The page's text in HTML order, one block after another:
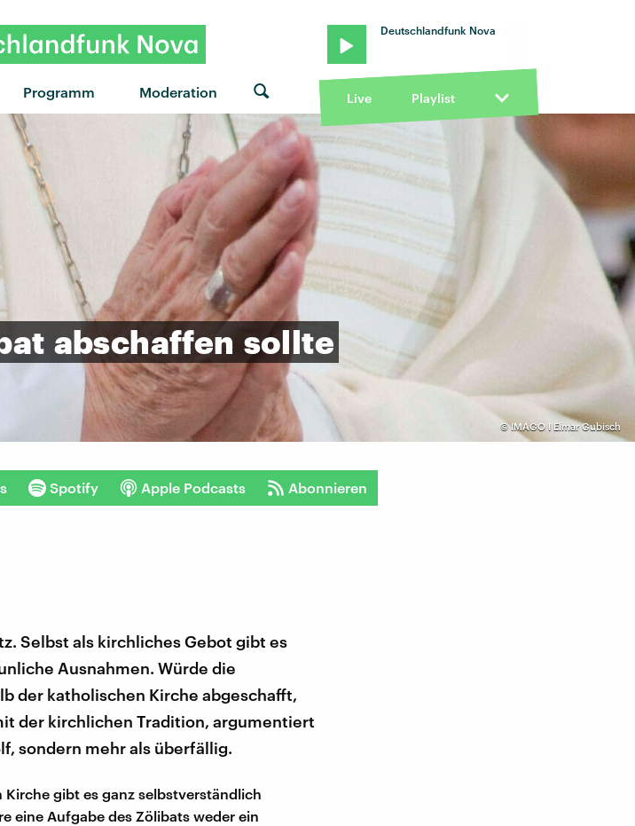
Programm Moderation
Deutschlandfunk Nova
Live Playlist
©IMAGO I Elmar Gubisch
abschaffen sollte
Spotify Apple Podcasts Abonnieren
Selbst als kirchliches Gebot gibt es
Ausnahmen. Würde die
der katholischen Kirche abgeschafft,
der kirchlichen Tradition, argumentiert
sondern mehr als überfällig.
gibt es ganz selbstverständlich
eine Aufgabe des Zölibats weder ein